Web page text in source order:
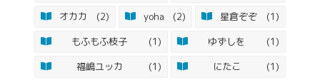
オカカ
(2) yoha (2) 星倉ぞぞ
(1)
もふもふ枝子
(1) ゆずしを
(1)
福嶋ユッカ
(1) にたこ (1)